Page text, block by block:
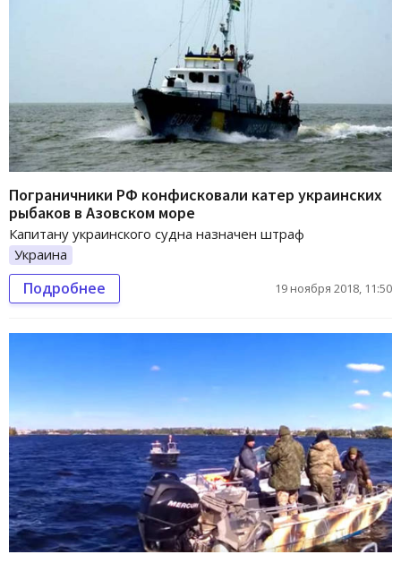
Пограничники РФ конфисковали катер украинских
рыбаков в Азовском море
Капитану украинского судна назначен штраф
Украина
Подробнее 19 ноября 2018, 11:50